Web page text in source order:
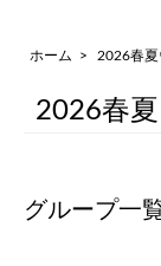
ホーム > 2026春
2026春
グループ一